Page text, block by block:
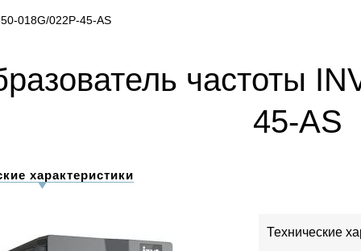
018G/022P-45-AS
частоты
45-AS
характеристики
Технические